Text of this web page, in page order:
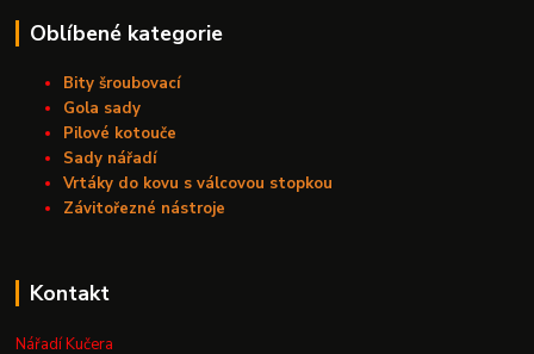
Oblíbené kategorie
Bity šroubovací
Gola sady
Pilové kotouče
Sady nářadí
Vrtáky do kovu s válcovou stopkou
Závitořezné nástroje
Kontakt
Nářadí Kučera